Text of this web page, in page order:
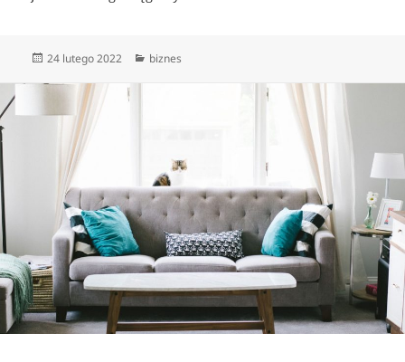
Data
24 lutego 2022 Kategorie
biznes